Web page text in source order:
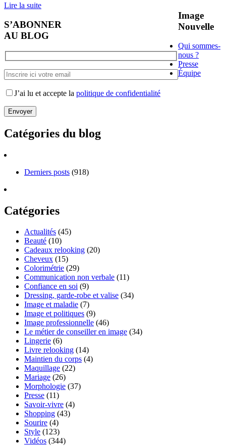
Lire la suite
S’ABONNER
AU BLOG
J’ai lu et accepte la politique de confidentialité
Catégories du blog
Derniers posts (918)
Catégories
Actualités (45)
Beauté (10)
Cadeaux relooking (20)
Cheveux (15)
Colorimétrie (29)
Communication non verbale (11)
Confiance en soi (9)
Dressing, garde-robe et valise (34)
Image et maladie (7)
Image et politiques (9)
Image professionnelle (46)
Le métier de conseiller en image (34)
Lingerie (6)
Livre relooking (14)
Maintien du corps (4)
Maquillage (22)
Mariage (26)
Morphologie (37)
Presse (11)
Savoir-vivre (4)
Shopping (43)
Sourire (4)
Style (123)
Vidéos (344)
Image
Nouvelle
Qui sommes-
nous ?
Presse
Équipe